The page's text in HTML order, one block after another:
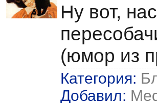
Ну вот,
(юмор из
Категория:
Добавил: